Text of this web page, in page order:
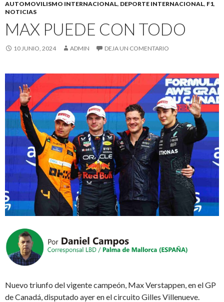
AUTOMOVILISMO INTERNACIONAL, DEPORTE INTERNACIONAL, F1,
NOTICIAS
MAX PUEDE CON TODO
10 JUNIO, 2024 ADMIN DEJA UN COMENTARIO
Nuevo triunfo del vigente campeón, Max Verstappen, en el GP
de Canadá, disputado ayer en el circuito Gilles Villenueve.